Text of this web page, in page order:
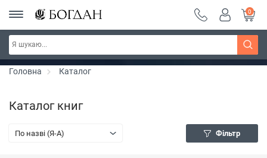
РОЗПРОДАЖ ~ 150 грн ~ 200 грн ~ 250 грн ~
300 грн ~ РОЗПРОДАЖ
Дізнатись більше
0
Головна Каталог
Каталог книг
По назві (Я-А) Фільтр